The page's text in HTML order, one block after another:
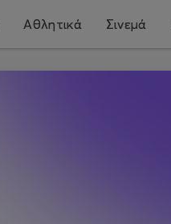
Αθλητικά Σινεμά